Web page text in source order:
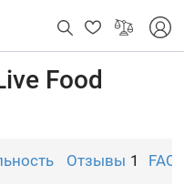
Food
Отзывы 1 FAQ